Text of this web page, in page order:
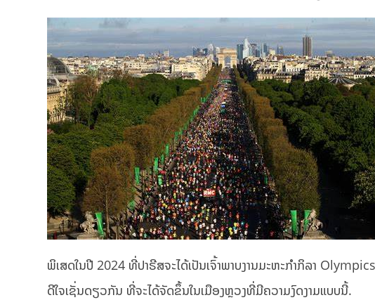
ພິເສດໃນປີ 2024 ທີ່ປາຣີສຈະໄດ້ເປັນເຈົ້າພາບງານມະຫະກຳກິລາ
ດີໃຈເຊັ່ນດຽວກັນ ທີ່ຈະໄດ້ຈັດຂຶ້ນໃນເມືອງຫຼວງທີ່ມີຄວາມງົດງາມແບບນີ້.